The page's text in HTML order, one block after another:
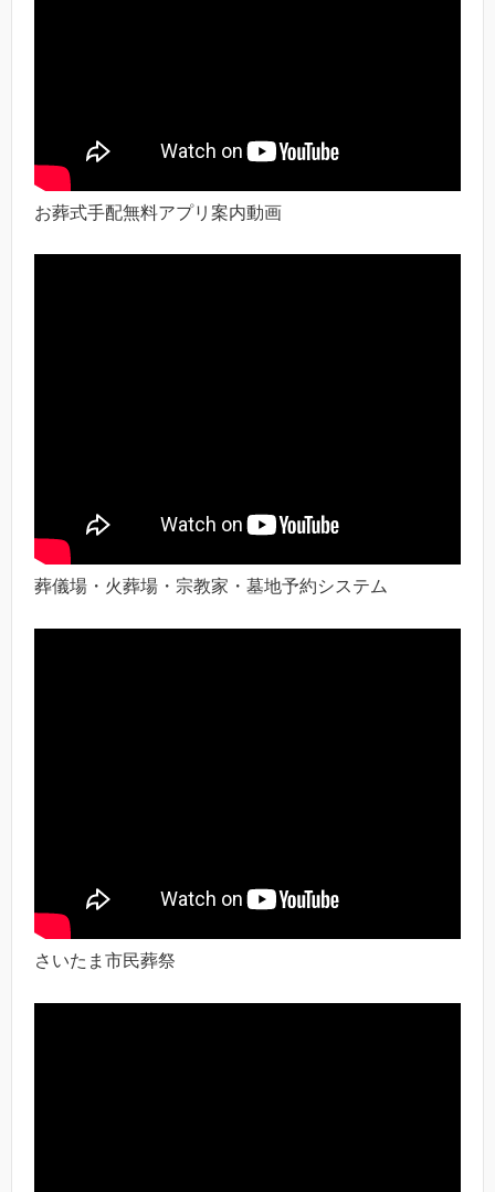
お葬式手配無料アプリ案内動画
葬儀場・火葬場・宗教家・墓地予約システム
さいたま市民葬祭